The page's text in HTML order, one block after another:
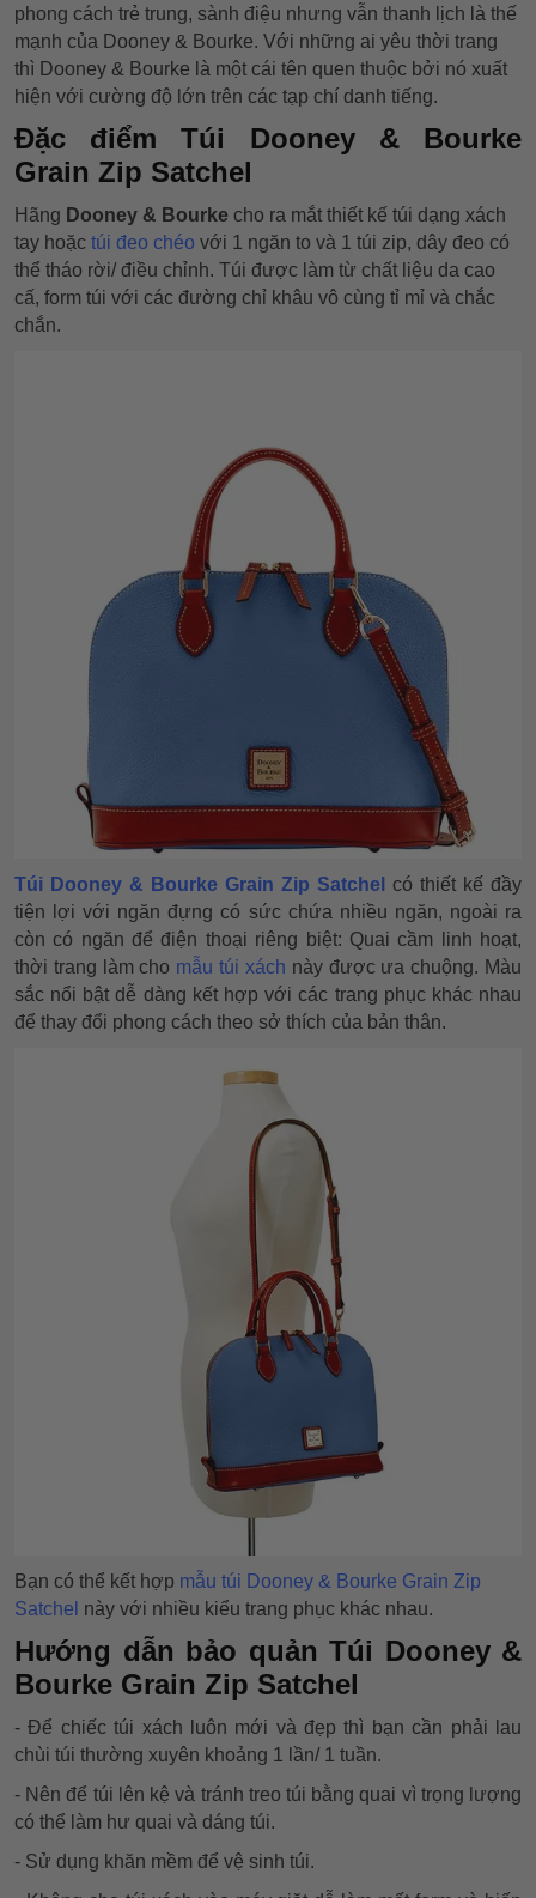
phong cách trẻ trung, sành điệu nhưng vẫn thanh lịch là thế
mạnh của Dooney & Bourke. Với những ai yêu thời trang
thì Dooney & Bourke là một cái tên quen thuộc bởi nó xuất
hiện với cường độ lớn trên các tạp chí danh tiếng.
Đặc điểm Túi Dooney & Bourke
Grain Zip Satchel
Hãng Dooney & Bourke cho ra mắt thiết kế túi dạng xách
tay hoặc túi đeo chéo với 1 ngăn to và 1 túi zip, dây đeo có
thể tháo rời/ điều chỉnh. Túi được làm từ chất liệu da cao
cấ, form túi với các đường chỉ khâu vô cùng tỉ mỉ và chắc
chắn.
Túi Dooney & Bourke Grain Zip Satchel
có thiết kế đầy
tiện lợi với ngăn đựng có sức chứa nhiều ngăn, ngoài ra
còn có ngăn để điện thoại riêng biệt: Quai cầm linh hoạt,
thời trang làm cho mẫu túi xách này được ưa chuộng. Màu
sắc nổi bật dễ dàng kết hợp với các trang phục khác nhau
để thay đổi phong cách theo sở thích của bản thân.
Bạn có thể kết hợp mẫu túi Dooney & Bourke Grain Zip
Satchel này với nhiều kiểu trang phục khác nhau.
Hướng dẫn bảo quản Túi Dooney &
Bourke Grain Zip Satchel
- Để chiếc túi xách luôn mới và đẹp thì bạn cần phải lau
chùi túi thường xuyên khoảng 1 lần/ 1 tuần.
- Nên để túi lên kệ và tránh treo túi bằng quai vì trọng lượng
có thể làm hư quai và dáng túi.
- Sử dụng khăn mềm để vệ sinh túi.